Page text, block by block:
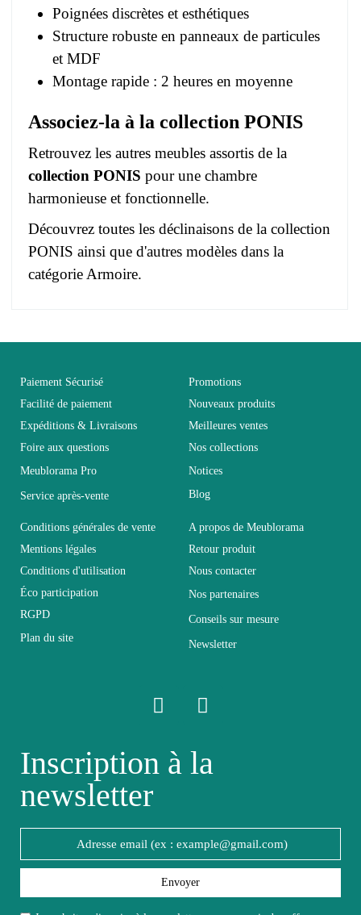
Poignées discrètes et esthétiques
Structure robuste en panneaux de particules
et MDF
Montage rapide : 2 heures en moyenne
Associez-la à la collection PONIS
Retrouvez les autres meubles assortis de la
collection PONIS pour une chambre
harmonieuse et fonctionnelle.
Découvrez toutes les déclinaisons de la collection
PONIS ainsi que d'autres modèles dans la
catégorie Armoire.
Age Adulte et Enfant
Collection PONIS
Coloris Blanc
Dimensions 80x184x52
Electrique Non électrique
Non Empilable
Garantie
52
Vous devez vous connecter pour laisser un avis
Paiement Sécurisé
Facilité de paiement
Expéditions & Livraisons
Foire aux questions
Meublorama Pro
Service après-vente
Promotions
Nouveaux produits
Meilleures ventes
Nos collections
Notices
Blog
Conditions générales de vente
Mentions légales
Conditions d'utilisation
Éco participation
RGPD
Plan du site
A propos de Meublorama
Retour produit
Nous contacter
Nos partenaires
Conseils sur mesure
Newsletter
Inscription à la
newsletter
Envoyer